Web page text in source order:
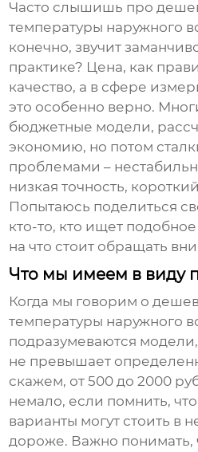
Часто слышишь про
температуры наружного
конечно, звучит
практике? Цена, как
качество, а в сфере
это особенно верно.
бюджетные модели,
экономию, но потом
проблемами –
низкая точность,
Попытаюсь поделиться
кто-то, кто ищет
на что стоит обращать
Что мы имеем в виду
Когда мы говорим о
температуры наружного
подразумеваются
не превышает
скажем, от 500 до 2000
немало, если помнить,
варианты могут стоить в
дороже. Важно понимать,